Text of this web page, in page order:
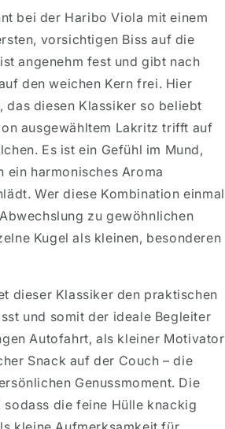
bei der Haribo Viola mit einem
vorsichtigen Biss auf die
angenehm fest und gibt nach
den weichen Kern frei. Hier
das diesen Klassiker so beliebt
ausgewähltem Lakritz trifft auf
Es ist ein Gefühl im Mund,
harmonisches Aroma
Wer diese Kombination einmal
zu gewöhnlichen
Kugel als kleinen, besonderen
dieser Klassiker den praktischen
und somit der ideale Begleiter
Autofahrt, als kleiner Motivator
Snack auf der Couch – die
Genussmoment. Die
die feine Hülle knackig